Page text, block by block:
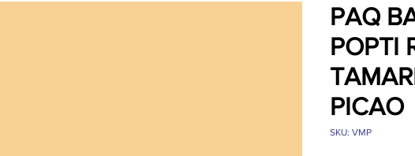
PAQ
POPTI
PICAO
SKU: VMP